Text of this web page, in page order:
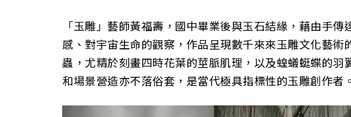
「玉雕」藝師黃福壽，國中畢業後與玉石結緣，藉由手
感、對宇宙生命的觀察，作品呈現數千來來玉雕文化藝
蟲，尤精於刻畫四時花葉的莖脈肌理，以及蝗蟻蜓蝶的
和場景營造亦不落俗套，是當代極具指標性的玉雕創作者。